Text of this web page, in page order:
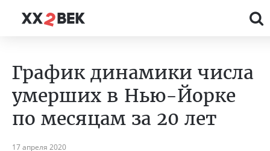
График динамики числа
умерших в Нью-Йорке
по месяцам за 20 лет
17 апреля 2020